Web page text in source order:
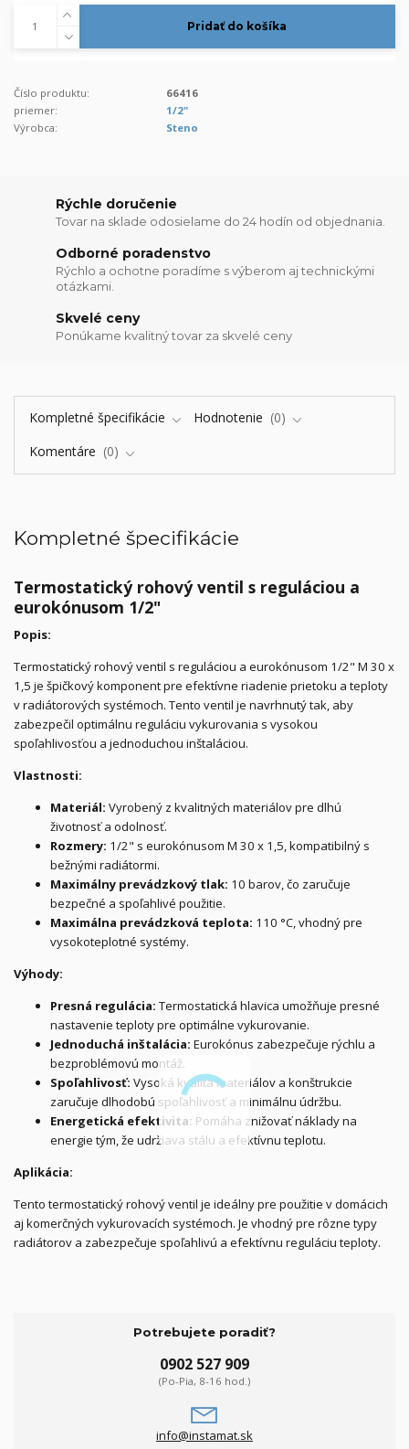
Pridať do košíka
Číslo produktu:
66416
priemer:
1/2"
Výrobca:
Steno
Rýchle doručenie
Tovar na sklade odosielame do 24 hodín od objednania.
Odborné poradenstvo
Rýchlo a ochotne poradíme s výberom aj technickými
otázkami.
Skvelé ceny
Ponúkame kvalitný tovar za skvelé ceny
Kompletné špecifikácie Hodnotenie
0
Komentáre
0
Kompletné špecifikácie
Termostatický rohový ventil s reguláciou a
eurokónusom 1/2"
Popis:
Termostatický rohový ventil s reguláciou a eurokónusom 1/2" M 30 x
1,5 je špičkový komponent pre efektívne riadenie prietoku a teploty
v radiátorových systémoch. Tento ventil je navrhnutý tak, aby
zabezpečil optimálnu reguláciu vykurovania s vysokou
spoľahlivosťou a jednoduchou inštaláciou.
Vlastnosti:
Materiál: Vyrobený z kvalitných materiálov pre dlhú
životnosť a odolnosť.
Rozmery: 1/2" s eurokónusom M 30 x 1,5, kompatibilný s
bežnými radiátormi.
Maximálny prevádzkový tlak: 10 barov, čo zaručuje
bezpečné a spoľahlivé použitie.
Maximálna prevádzková teplota: 110 °C, vhodný pre
vysokoteplotné systémy.
Výhody:
Presná regulácia: Termostatická hlavica umožňuje presné
nastavenie teploty pre optimálne vykurovanie.
Jednoduchá inštalácia: Eurokónus zabezpečuje rýchlu a
bezproblémovú montáž.
Spoľahlivosť: Vysoká kvalita materiálov a konštrukcie
zaručuje dlhodobú spoľahlivosť a minimálnu údržbu.
Energetická efektivita: Pomáha znižovať náklady na
energie tým, že udržiava stálu a efektívnu teplotu.
Aplikácia:
Tento termostatický rohový ventil je ideálny pre použitie v domácich
aj komerčných vykurovacích systémoch. Je vhodný pre rôzne typy
radiátorov a zabezpečuje spoľahlivú a efektívnu reguláciu teploty.
Potrebujete poradiť?
0902 527 909
(Po-Pia, 8-16 hod.)
info@instamat.sk